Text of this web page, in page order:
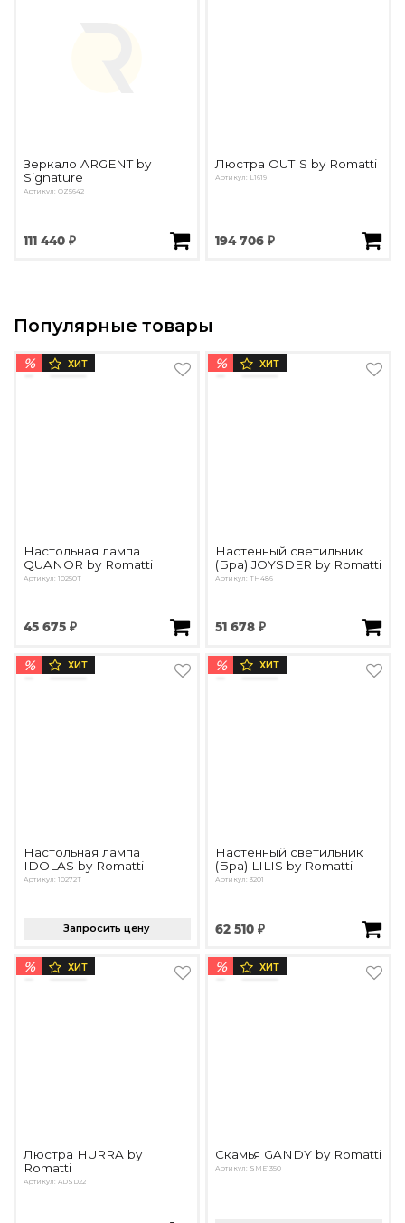
Зеркало ARGENT by
Signature
Артикул: OZ5642
111 440 ₽
Люстра OUTIS by Romatti
Артикул: L1619
194 706 ₽
Популярные товары
% ХИТ
Настольная лампа
QUANOR by Romatti
Артикул: 10250T
45 675 ₽
% ХИТ
Настенный светильник
(Бра) JOYSDER by Romatti
Артикул: TH486
51 678 ₽
% ХИТ
Настольная лампа
IDOLAS by Romatti
Артикул: 10272T
Запросить цену
% ХИТ
Настенный светильник
(Бра) LILIS by Romatti
Артикул: 3201
62 510 ₽
% ХИТ
Люстра HURRA by
Romatti
Артикул: ADSD22
% ХИТ
Скамья GANDY by Romatti
Артикул: SME1350